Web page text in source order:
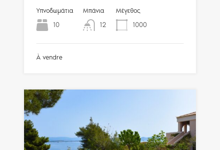
Υπνοδωμάτια
10
Μπάνια
12
Μέγεθος
1000
À vendre